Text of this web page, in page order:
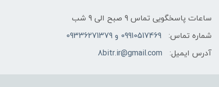
ساعات پاسخگویی تماس 9 صبح الی 9 شب
شماره تماس:
09910517469 و 09336271379
آدرس ایمیل:
8bitr.ir@gmail.com